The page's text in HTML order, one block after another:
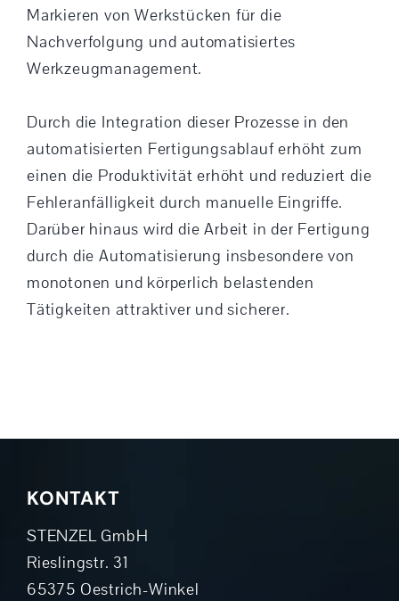
Markieren von Werkstücken für die
Nachverfolgung und automatisiertes
Werkzeugmanagement.
Durch die Integration dieser Prozesse in den
automatisierten Fertigungsablauf erhöht zum
einen die Produktivität erhöht und reduziert die
Fehleranfälligkeit durch manuelle Eingriffe.
Darüber hinaus wird die Arbeit in der Fertigung
durch die Automatisierung insbesondere von
monotonen und körperlich belastenden
Tätigkeiten attraktiver und sicherer.
KONTAKT
STENZEL GmbH
Rieslingstr. 31
65375 Oestrich-Winkel